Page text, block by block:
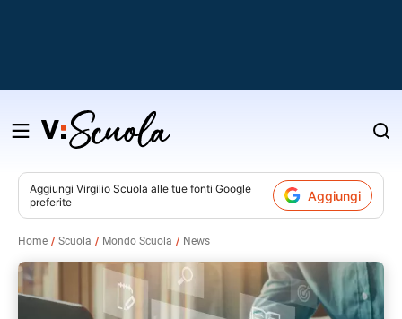
Salta
contenuto
Aggiungi Virgilio Scuola alle tue fonti Google
preferite
Aggiungi
Home Scuola Mondo Scuola News